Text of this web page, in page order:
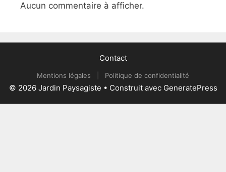
Aucun commentaire à afficher.
Contact
Mentions légales Politique de confidentialité
© 2026 Jardin Paysagiste • Construit avec GeneratePress